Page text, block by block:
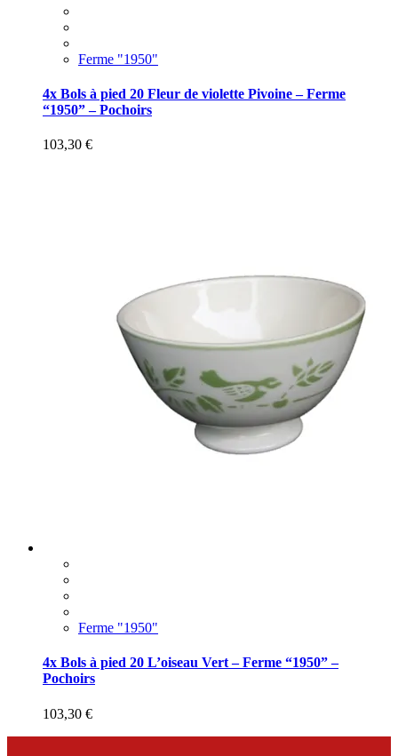
Ferme "1950"
4x Bols à pied 20 Fleur de violette Pivoine – Ferme
“1950” – Pochoirs
103,30 €
Ferme "1950"
4x Bols à pied 20 L’oiseau Vert – Ferme “1950” –
Pochoirs
103,30 €